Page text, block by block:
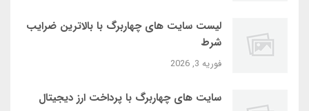
لیست سایت‌ های چهاربرگ با بالاترین ضرایب
شرط
فوریه 3, 2026
سایت‌ های چهاربرگ با پرداخت ارز دیجیتال